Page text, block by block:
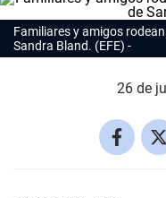
Familiares y amigos
Sandra Bland. (EFE)
26 de